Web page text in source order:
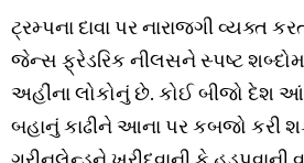
ટ્રમ્પના દાવા પર નારાજગી વ્યક્ત
જેન્સ ફ્રેડરિક નીલસને સ્પષ્ટ
અહીંના લોકોનું છે. કોઈ બીજો દેશ
બહાનું કાઢીને આના પર કબજો કરી